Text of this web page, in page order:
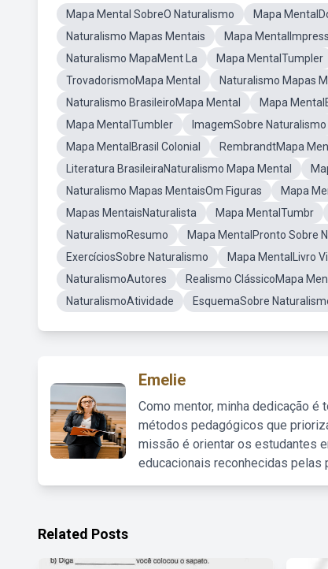
Mapa Mental SobreO Naturalismo Mapa
Naturalismo Mapas Mentais
Mapa
Naturalismo MapaMent La
Mapa MentalTumpler
TrovadorismoMapa Mental
Naturalismo Mapas
Naturalismo BrasileiroMapa Mental
Mapa
Mapa MentalTumbler
ImagemSobre Naturalismo
Mapa MentalBrasil Colonial
RembrandtMapa
Literatura BrasileiraNaturalismo Mapa Mental
Naturalismo Mapas MentaisOm Figuras
Mapa
Mapas MentaisNaturalista
Mapa MentalTumbr
NaturalismoResumo
Mapa MentalPronto Sobre
ExercíciosSobre Naturalismo
Mapa MentalLivro
NaturalismoAutores
Realismo ClássicoMapa
NaturalismoAtividade
EsquemaSobre
Emelie
Como mentor, minha dedicação
métodos pedagógicos que
missão é orientar os estudantes
educacionais reconhecidas pelas
Related Posts